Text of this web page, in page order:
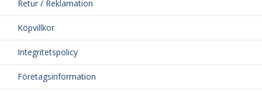
Retur / Reklamation
Köpvillkor
Integritetspolicy
Företagsinformation